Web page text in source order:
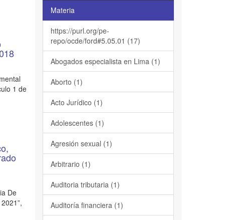
1 de
De
Materia
https://purl.org/pe-
repo/ocde/ford#5.05.01 (17)
Abogados especialista en Lima (1)
Aborto (1)
Acto Jurídico (1)
Adolescentes (1)
Agresión sexual (1)
Arbitrario (1)
Auditoria tributaria (1)
Auditoría financiera (1)